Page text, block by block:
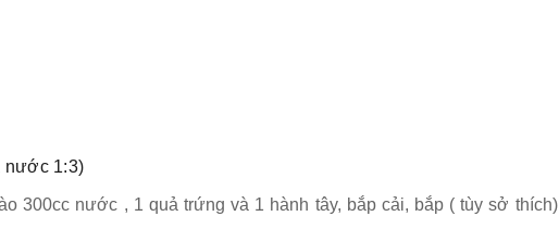
nước 1:3)
300cc nước , 1 quả trứng và 1 hành tây, bắp cải, bắp ( tùy sở thích)